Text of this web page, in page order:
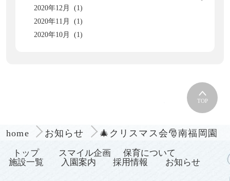
2020年12月 (1)
2020年11月 (1)
2020年10月 (1)
TOP
home お知らせ 🎄クリスマス会🎅南福岡園
トップ スマイル企画
保育について
施設一覧
入園案内 採用情報 お知らせ